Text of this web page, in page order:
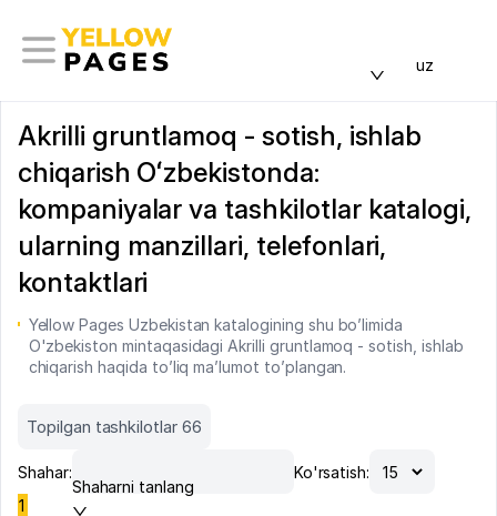
uz
Akrilli gruntlamoq - sotish, ishlab
chiqarish Oʻzbekistonda:
kompaniyalar va tashkilotlar katalogi,
ularning manzillari, telefonlari,
kontaktlari
Yellow Pages Uzbekistan katalogining shu bo’limida
O'zbekiston mintaqasidagi Akrilli gruntlamoq - sotish, ishlab
chiqarish haqida to’liq ma’lumot to’plangan.
Topilgan tashkilotlar 66
Shahar:
Shaharni tanlang
Ko'rsatish:
1